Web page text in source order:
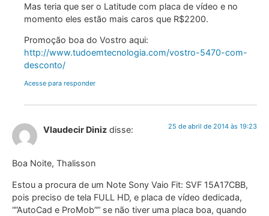
Mas teria que ser o Latitude com placa de vídeo e no
momento eles estão mais caros que R$2200.
Promoção boa do Vostro aqui:
http://www.tudoemtecnologia.com/vostro-5470-com-
desconto/
Acesse para responder
Vlaudecir Diniz disse: 25 de abril de 2014 às 19:23
Boa Noite, Thalisson
Estou a procura de um Note Sony Vaio Fit: SVF 15A17CBB,
pois preciso de tela FULL HD, e placa de vídeo dedicada,
“”AutoCad e ProMob”” se não tiver uma placa boa, quando